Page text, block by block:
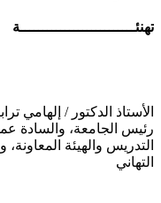
تهنئــــــــــــــــــــــــــة
التهاني